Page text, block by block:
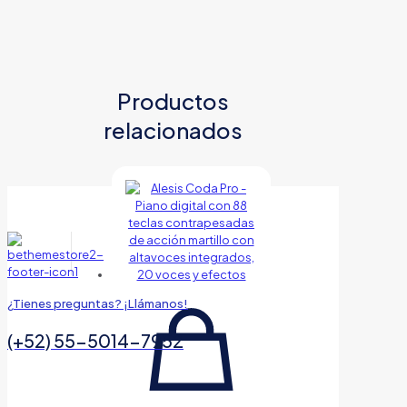
Productos
relacionados
¿Tienes preguntas? ¡Llámanos!
(+52) 55-5014-7952